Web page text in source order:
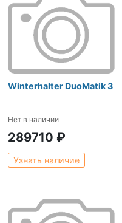
Winterhalter DuoMatik 3
Нет в наличии
289710 ₽
Узнать наличие